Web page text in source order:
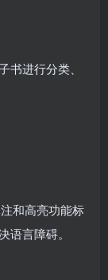
进行分类、
和高亮功能标
言障碍。